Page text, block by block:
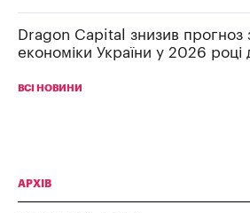
Dragon Capital знизив прогноз
економіки України у 2026 році
ВСІ НОВИНИ
АРХІВ